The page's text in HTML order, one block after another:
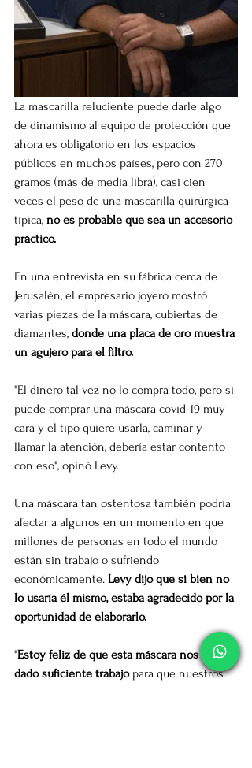
La mascarilla reluciente puede darle algo
de dinamismo al equipo de protección que
ahora es obligatorio en los espacios
públicos en muchos países, pero con 270
gramos (más de media libra), casi cien
veces el peso de una mascarilla quirúrgica
típica, no es probable que sea un accesorio
práctico.
En una entrevista en su fábrica cerca de
Jerusalén, el empresario joyero mostró
varias piezas de la máscara, cubiertas de
diamantes, donde una placa de oro muestra
un agujero para el filtro.
"El dinero tal vez no lo compra todo, pero si
puede comprar una máscara covid-19 muy
cara y el tipo quiere usarla, caminar y
llamar la atención, debería estar contento
con eso", opinó Levy.
Una máscara tan ostentosa también podría
afectar a algunos en un momento en que
millones de personas en todo el mundo
están sin trabajo o sufriendo
económicamente. Levy dijo que si bien no
lo usaría él mismo, estaba agradecido por la
oportunidad de elaborarlo.
"Estoy feliz de que esta máscara nos haya
dado suficiente trabajo para que nuestros